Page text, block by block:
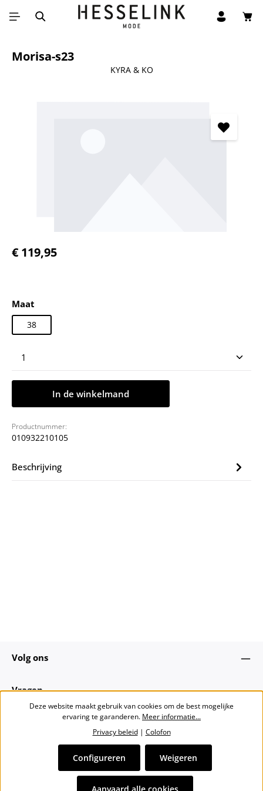
Ga naar de hoofdinhoud
Morisa-s23
KYRA & KO
Normale prijs:
€ 119,95
Selecteer
Maat
38
Producthoeveelheid: Voer de gewenste
In de winkelmand
Productnummer:
010932210105
Beschrijving
Volg ons
Vragen
Alle prijzen incl. btw plusverzendkosten
Deze website maakt gebruik van cookies om de best mogelijke
ervaring te garanderen. Meer informatie...
Privacy beleid| Colofon
Weigeren
Configureren